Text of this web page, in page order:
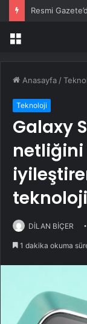
Resmi
Menü
Anasayfa /
Teknoloji
Galaxy
DİLAN BİÇER
1 dakika okuma